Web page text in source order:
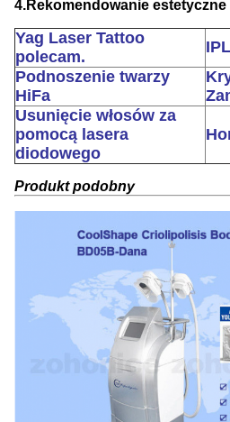
4.Rekomendowanie estetyczne
Yag Laser Tattoo
polecam.
Podnoszenie twarzy
HiFa
Usunięcie włosów za
pomocą lasera
diodowego
Produkt podobny